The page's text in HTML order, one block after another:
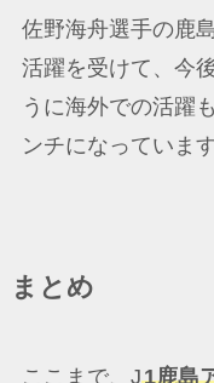
佐野海舟選手の鹿
活躍を受けて、今
うに海外での活躍
ンチになっています
まとめ
ここまで、J1鹿島